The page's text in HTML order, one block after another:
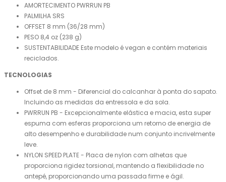
AMORTECIMENTO PWRRUN PB
PALMILHA SRS
OFFSET 8 mm (36/28 mm)
PESO 8,4 oz (238 g)
SUSTENTABILIDADE Este modelo é vegan e contém materiais
reciclados.
TECNOLOGIAS
Offset de 8 mm - Diferencial do calcanhar à ponta do sapato.
Incluindo as medidas da entressola e da sola.
PWRRUN PB - Excepcionalmente elástica e macia, esta super
espuma com esferas proporciona um retorno de energia de
alto desempenho e durabilidade num conjunto incrivelmente
leve.
NYLON SPEED PLATE - Placa de nylon com alhetas que
proporciona rigidez torsional, mantendo a flexibilidade no
antepé, proporcionando uma passada firme e ágil.